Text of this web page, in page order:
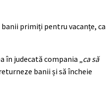
primiți pentru vacanțe, ca
în judecată compania „ca să
banii și să încheie